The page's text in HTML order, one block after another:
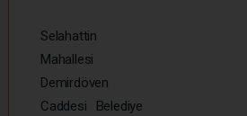
Selahattin
Mahallesi
Demirdöven
Caddesi Belediye